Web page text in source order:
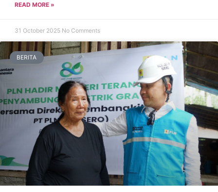
READ MORE »
31 October 2025 No Comments
BERITA